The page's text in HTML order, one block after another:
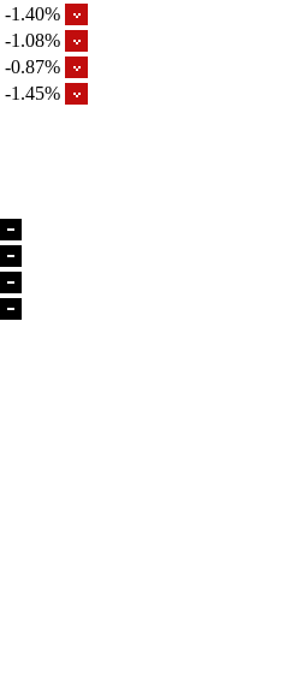
-1.40%
-1.08%
-0.87%
-1.45%